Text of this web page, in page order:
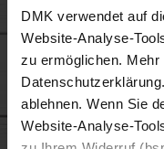
DMK verwendet auf
Website-Analyse-
zu ermöglichen.
ablehnen. Wenn Sie
Website-Analyse-
Produkte: